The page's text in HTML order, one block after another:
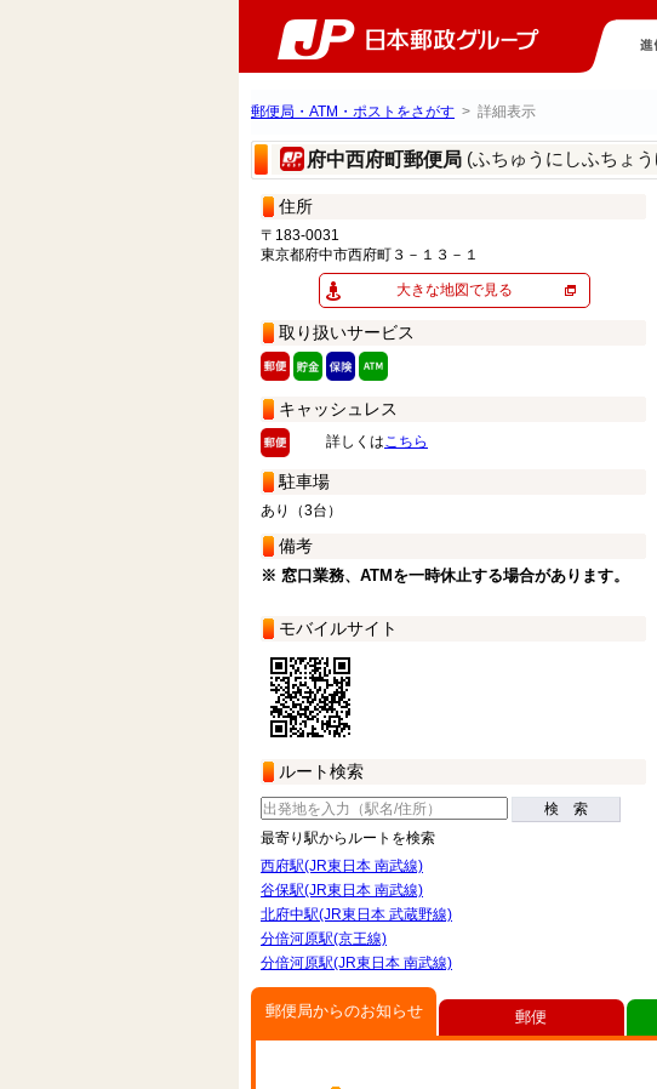
郵便局・ATM・ポストをさがす > 詳細表示
府中西府町郵便局 (ふちゅうにしふちょ
住所
〒183-0031
東京都府中市西府町３－１３－１
大きな地図で見る
取り扱いサービス
キャッシュレス
詳しくはこちら
駐車場
あり（3台）
備考
※ 窓口業務、ATMを一時休止する場合があります。
モバイルサイト
ルート検索
検 索
最寄り駅からルートを検索
西府駅(JR東日本 南武線)
谷保駅(JR東日本 南武線)
北府中駅(JR東日本 武蔵野線)
分倍河原駅(京王線)
分倍河原駅(JR東日本 南武線)
郵便局からのお知らせ 郵便